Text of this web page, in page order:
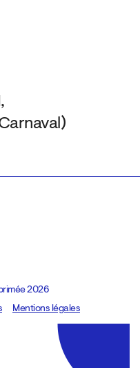
2026
Mentions légales